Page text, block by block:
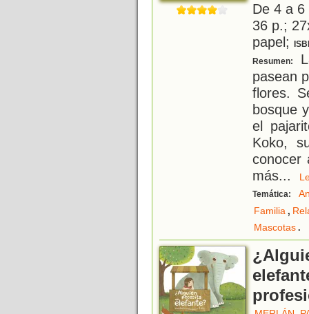
De 4 a
36 p.;
papel;
Resumen:
pasean
flores.
bosque
el
Koko,
conocer
más...
Temática:
Familia ,
Mascotas.